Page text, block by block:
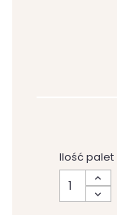
Ilość palet